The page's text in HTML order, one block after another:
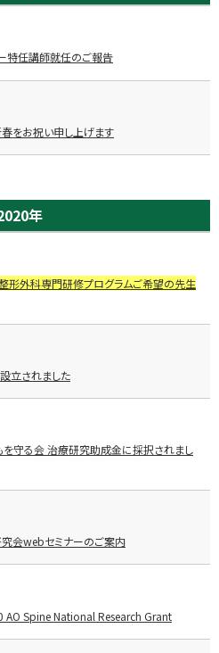
特任講師就任のご報告
をお祝い申し上げます
年
形外科専門研修プログラムご希望の先生
立されました
守る会 治療研究助成金に採択されまし
会webセミナーのご案内
Spine National Research Grant